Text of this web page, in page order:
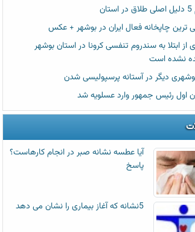
ترین چاپخانه فعال ایران در بوشهر + عکس
از ابتلا به سندروم تنفسی کرونا در استان بوشهر
نشده است
دیگر در آستانه پرسپولیسی شدن
اول رئیس جمهور وارد عسلویه شد
آیا عطسه‌ نشانه صبر در انجام کارهاست؟
پاسخ
5نشانه که آغاز بیماری را نشان می دهد